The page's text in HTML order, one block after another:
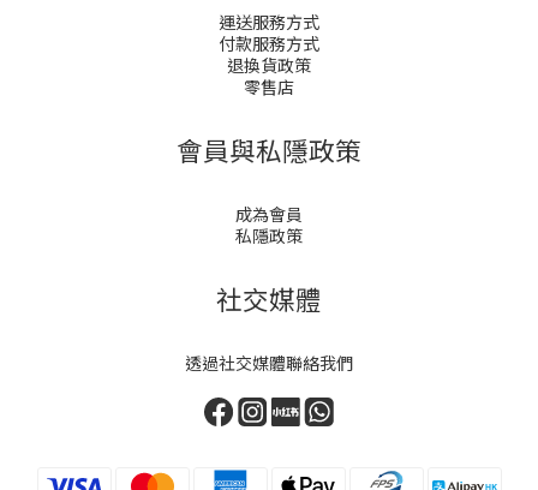
運送服務方式
付款服務方式
退換貨政策
零售店
會員與私隱政策
成為會員
私隱政策
社交媒體
透過社交媒體聯絡我們